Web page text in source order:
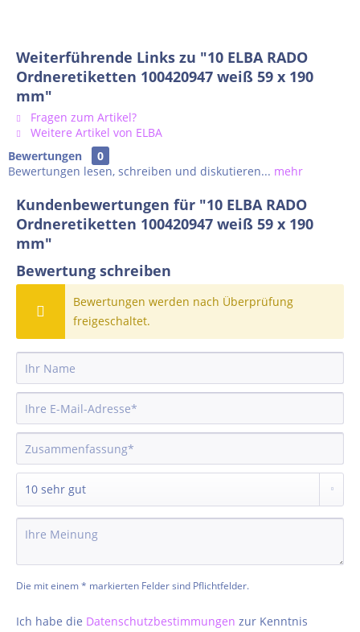
Weiterführende Links zu "10 ELBA RADO
Ordneretiketten 100420947 weiß 59 x 190
mm"
Fragen zum Artikel?
Weitere Artikel von ELBA
Bewertungen
0
Bewertungen lesen, schreiben und diskutieren... mehr
Kundenbewertungen für "10 ELBA RADO
Ordneretiketten 100420947 weiß 59 x 190
mm"
Bewertung schreiben
Bewertungen werden nach Überprüfung
freigeschaltet.
Die mit einem * markierten Felder sind Pflichtfelder.
Ich habe die Datenschutzbestimmungen zur Kenntnis